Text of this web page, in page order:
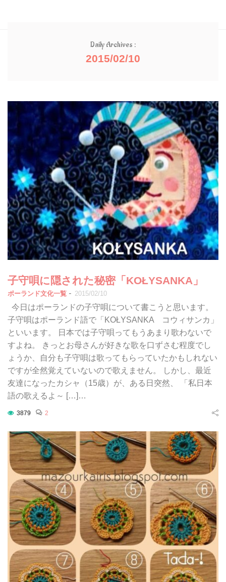
Daily Archives :
2015/02/10
子守唄に隠された秘密「KOŁYSANKA」
ポーランド文化一覧 - 2015/02/10
今日はポーランドの子守唄について書こうと思います。
子守唄はポーランド語で「KOŁYSANKA コウィサンカ」
といいます。 日本では子守唄ってもうあまり歌わないで
すよね。 きっとお母さんが好きな歌を口ずさむ程度でし
ょうか、自分も子守唄は歌ってもらっていたかもしれない
ですが全然覚えていないので歌えません。 しかし、最近
友達になったカシャ（15歳）が、ある日突然、 「私日本
語の歌えるよ～ […]…
3879 2